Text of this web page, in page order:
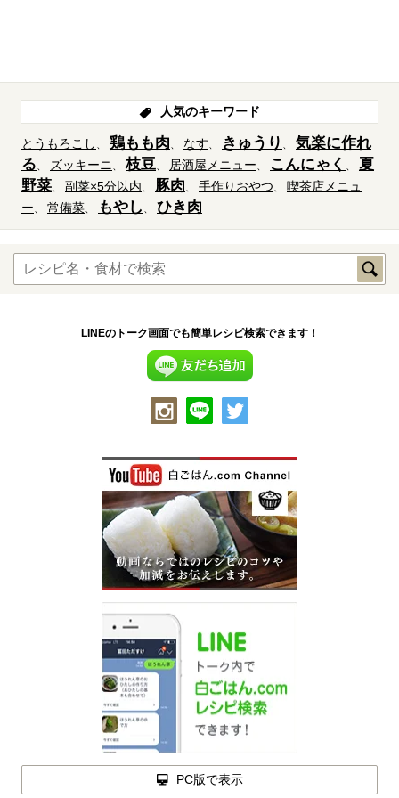
人気のキーワード
とうもろこし 鶏もも肉 なす きゅうり
気楽に作れ
る
ズッキーニ 枝豆 居酒屋メニュー こんにゃく
夏
野菜
副菜×5分以内 豚肉 手作りおやつ
喫茶店メニュ
ー
常備菜 もやし ひき肉
LINEのトーク画面でも簡単レシピ検索できます！
PC版で表示